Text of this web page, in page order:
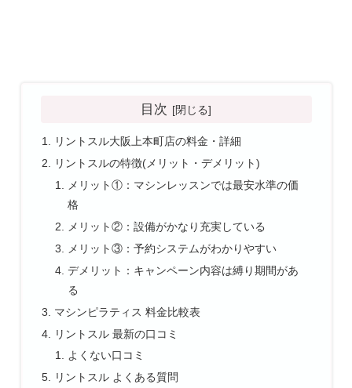
目次
リントスル大阪上本町店の料金・詳細
リントスルの特徴(メリット・デメリット)
メリット①：マシンレッスンでは最安水準の価
格
メリット②：設備がかなり充実している
メリット③：予約システムがわかりやすい
デメリット：キャンペーン内容は縛り期間があ
る
マシンピラティス 料金比較表
リントスル 最新の口コミ
よくない口コミ
リントスル よくある質問